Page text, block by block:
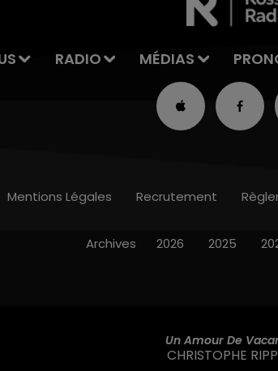
RADIO MÉDIAS
Un Amour De
CHRISTOPHE
Mentions Légales Recrutement
Archives 2026 2025